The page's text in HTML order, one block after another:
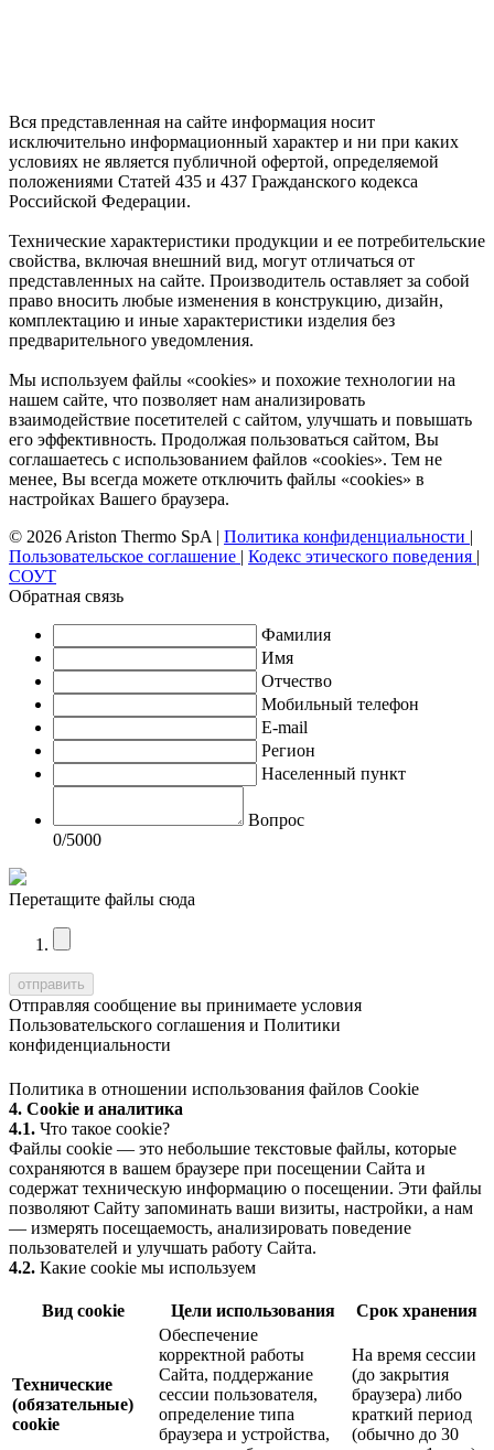
Вся представленная на сайте информация носит
исключительно информационный характер и ни при каких
условиях не является публичной офертой, определяемой
положениями Статей 435 и 437 Гражданского кодекса
Российской Федерации.
Технические характеристики продукции и ее потребительские
свойства, включая внешний вид, могут отличаться от
представленных на сайте. Производитель оставляет за собой
право вносить любые изменения в конструкцию, дизайн,
комплектацию и иные характеристики изделия без
предварительного уведомления.
Мы используем файлы «cookies» и похожие технологии на
нашем сайте, что позволяет нам анализировать
взаимодействие посетителей с сайтом, улучшать и повышать
его эффективность. Продолжая пользоваться сайтом, Вы
соглашаетесь с использованием файлов «cookies». Тем не
менее, Вы всегда можете отключить файлы «cookies» в
настройках Вашего браузера.
© 2026 Ariston Thermo SpA | Политика конфиденциальности |
Пользовательское соглашение | Кодекс этического поведения |
СОУТ
Обратная связь
Фамилия
Имя
Отчество
Мобильный телефон
E-mail
Регион
Населенный пункт
Вопрос
0/5000
Перетащите файлы сюда
Отправляя сообщение вы принимаете условия
Пользовательского соглашения и Политики
конфиденциальности
Политика в отношении использования файлов Cookie
4. Cookie и аналитика
4.1. Что такое cookie?
Файлы cookie — это небольшие текстовые файлы, которые
сохраняются в вашем браузере при посещении Сайта и
содержат техническую информацию о посещении. Эти файлы
позволяют Сайту запоминать ваши визиты, настройки, а нам
— измерять посещаемость, анализировать поведение
пользователей и улучшать работу Сайта.
4.2. Какие cookie мы используем
Вид cookie Цели использования Срок хранения
Технические
(обязательные)
cookie
Обеспечение
корректной работы
Сайта, поддержание
сессии пользователя,
определение типа
браузера и устройства,
На время сессии
(до закрытия
браузера) либо
краткий период
(обычно до 30